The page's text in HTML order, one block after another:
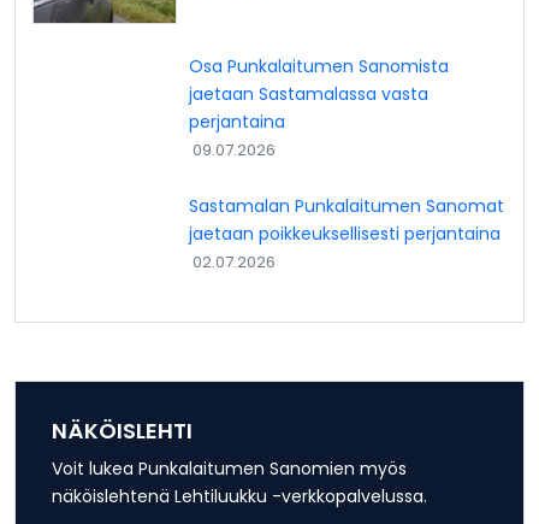
Osa Punkalaitumen Sanomista
jaetaan Sastamalassa vasta
perjantaina
09.07.2026
Sastamalan Punkalaitumen Sanomat
jaetaan poikkeuksellisesti perjantaina
02.07.2026
NÄKÖISLEHTI
Voit lukea Punkalaitumen Sanomien myös
näköislehtenä Lehtiluukku -verkkopalvelussa.